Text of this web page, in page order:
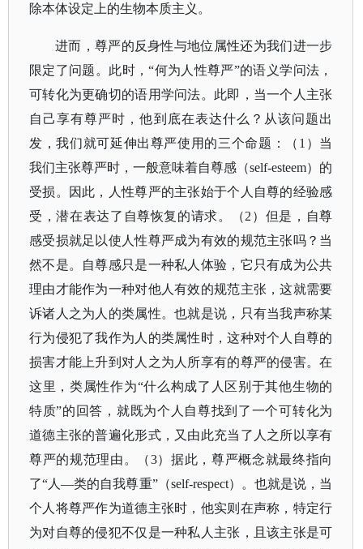
除本体设定上的生物本质主义。
进而，尊严的反身性与地位属性还为我们进一步
限定了问题。此时，“何为人性尊严”的语义学问法，
可转化为更确切的语用学问法。此即，当一个人主张
自己享有尊严时，他到底在表达什么？从该问题出
发，我们就可延伸出尊严使用的三个命题：（1）当
我们主张尊严时，一般意味着自尊感（self-esteem）的
受损。因此，人性尊严的主张始于个人自尊的经验感
受，潜在表达了自尊恢复的请求。（2）但是，自尊
感受损就足以使人性尊严成为有效的规范主张吗？当
然不是。自尊感只是一种私人体验，它只有成为公共
理由才能作为一种对他人有效的规范主张，这就需要
诉诸人之为人的类属性。也就是说，只有当我声称某
行为侵犯了我作为人的类属性时，这种对个人自尊的
损害才能上升到对人之为人所享有的尊严的侵害。在
这里，类属性作为“什么构成了人区别于其他生物的
特质”的回答，就既为个人自尊找到了一个可转化为
道德主张的普遍化形式，又由此充当了人之所以享有
尊严的规范理由。（3）据此，尊严概念就最终指向
了“人—类的自我尊重”（self-respect）。也就是说，当
个人将尊严作为道德主张时，他实则在声称，特定行
为对自尊的侵犯不仅是一种私人主张，且该主张是可